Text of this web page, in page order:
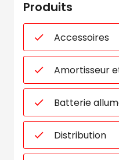
Produits
Accessoires
Amortisseur
Batterie
Distribution